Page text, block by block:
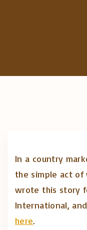
In a country
the simple act of
wrote this story
International,
here.